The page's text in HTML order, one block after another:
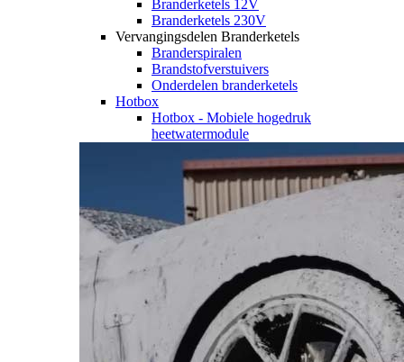
Branderketels 12V
Branderketels 230V
Vervangingsdelen Branderketels
Branderspiralen
Brandstofverstuivers
Onderdelen branderketels
Hotbox
Hotbox - Mobiele hogedruk
heetwatermodule